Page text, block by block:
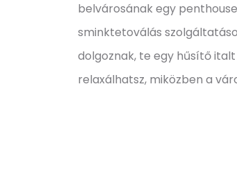
belvárosának egy
sminktetoválás
dolgoznak, te egy hűsítő
relaxálhatsz, miközben a